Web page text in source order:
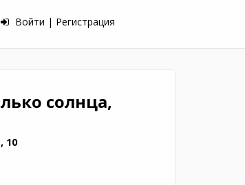
Войти | Регистрация
солнца,
10